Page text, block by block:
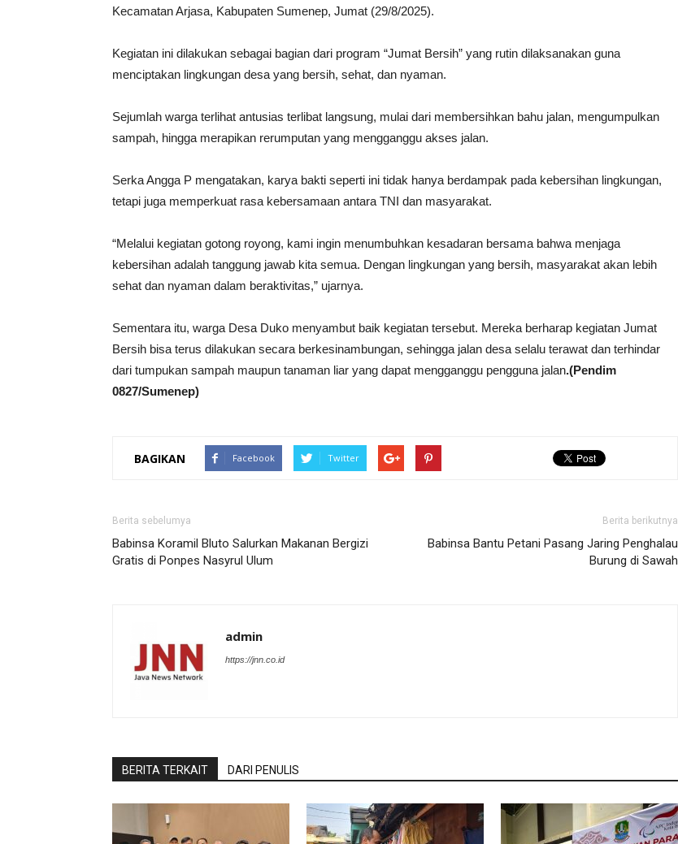
Kecamatan Arjasa, Kabupaten Sumenep, Jumat (29/8/2025).
Kegiatan ini dilakukan sebagai bagian dari program “Jumat Bersih” yang rutin dilaksanakan guna
menciptakan lingkungan desa yang bersih, sehat, dan nyaman.
Sejumlah warga terlihat antusias terlibat langsung, mulai dari membersihkan bahu jalan, mengumpulkan
sampah, hingga merapikan rerumputan yang mengganggu akses jalan.
Serka Angga P mengatakan, karya bakti seperti ini tidak hanya berdampak pada kebersihan lingkungan,
tetapi juga memperkuat rasa kebersamaan antara TNI dan masyarakat.
“Melalui kegiatan gotong royong, kami ingin menumbuhkan kesadaran bersama bahwa menjaga
kebersihan adalah tanggung jawab kita semua. Dengan lingkungan yang bersih, masyarakat akan lebih
sehat dan nyaman dalam beraktivitas,” ujarnya.
Sementara itu, warga Desa Duko menyambut baik kegiatan tersebut. Mereka berharap kegiatan Jumat
Bersih bisa terus dilakukan secara berkesinambungan, sehingga jalan desa selalu terawat dan terhindar
dari tumpukan sampah maupun tanaman liar yang dapat mengganggu pengguna jalan.(Pendim
0827/Sumenep)
BAGIKAN Facebook Twitter
Berita sebelumya
Babinsa Koramil Bluto Salurkan Makanan Bergizi
Gratis di Ponpes Nasyrul Ulum
Berita berikutnya
Babinsa Bantu Petani Pasang Jaring Penghalau
Burung di Sawah
admin
https://jnn.co.id
BERITA TERKAIT DARI PENULIS